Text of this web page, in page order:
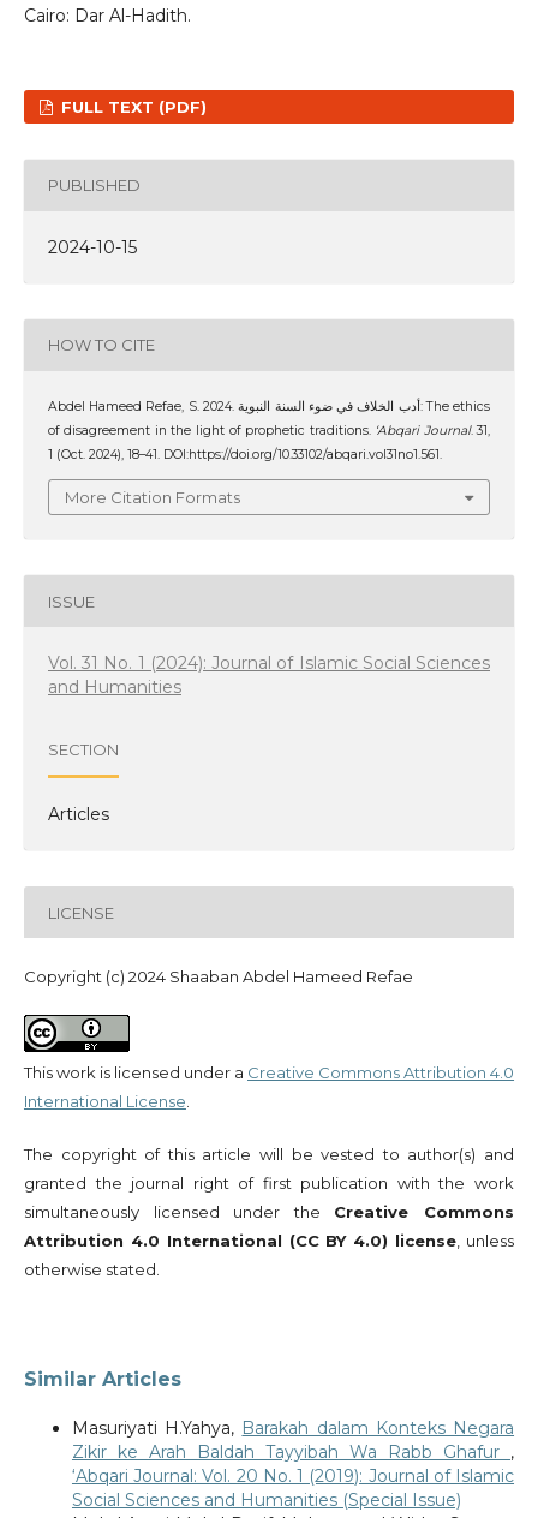
Cairo: Dar Al-Hadith.
FULL TEXT (PDF)
PUBLISHED
2024-10-15
HOW TO CITE
Abdel Hameed Refae, S. 2024. أدب الخلاف في ضوء السنة النبوية: The ethics
of disagreement in the light of prophetic traditions. ‘Abqari Journal. 31,
1 (Oct. 2024), 18–41. DOI:https://doi.org/10.33102/abqari.vol31no1.561.
More Citation Formats
ISSUE
Vol. 31 No. 1 (2024): Journal of Islamic Social Sciences
and Humanities
SECTION
Articles
LICENSE
Copyright (c) 2024 Shaaban Abdel Hameed Refae
This work is licensed under a Creative Commons Attribution 4.0
International License.
The copyright of this article will be vested to author(s) and
granted the journal right of first publication with the work
simultaneously licensed under the Creative Commons
Attribution 4.0 International (CC BY 4.0) license, unless
otherwise stated.
Similar Articles
Masuriyati H.Yahya, Barakah dalam Konteks Negara
Zikir ke Arah Baldah Tayyibah Wa Rabb Ghafur ,
‘Abqari Journal: Vol. 20 No. 1 (2019): Journal of Islamic
Social Sciences and Humanities (Special Issue)